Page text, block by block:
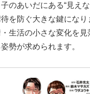
のあいだにある“見え
を防ぐ大きな鍵になり
生活の小さな変化を
勢が求められます。